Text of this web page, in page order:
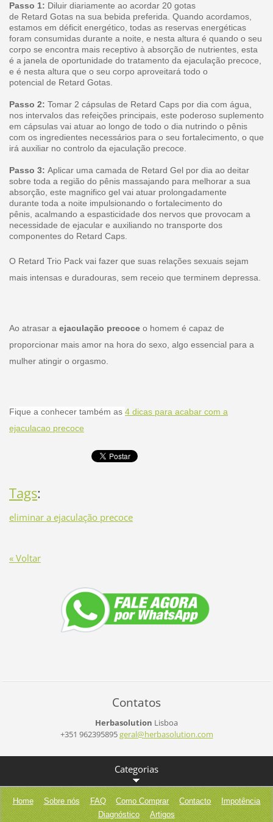
Passo 1: Diluir diariamente ao acordar 20 gotas
de Retard Gotas na sua bebida preferida. Quando acordamos,
estamos em déficit energético, todas as reservas energéticas
foram consumidas durante a noite, e nesta altura é quando o seu
corpo se encontra mais receptivo à absorção de nutrientes, esta
é a janela de oportunidade do tratamento da ejaculação precoce,
e é nesta altura que o seu corpo aproveitará todo o
potencial de Retard Gotas.
Passo 2: Tomar 2 cápsulas de Retard Caps por dia com água,
nos intervalos das refeições principais, este poderoso suplemento
em cápsulas vai atuar ao longo de todo o dia nutrindo o pênis
com os ingredientes necessários para o seu fortalecimento, o que
irá auxiliar no controlo da ejaculação precoce.
Passo 3: Aplicar uma camada de Retard Gel por dia ao deitar
sobre toda a região do pênis massajando para melhorar a sua
absorção, este magnifico gel vai atuar prolongadamente
durante toda a noite impulsionando o fortalecimento do
pênis, acalmando a espasticidade dos nervos que provocam a
necessidade de ejacular e auxiliando no transporte dos
componentes do Retard Caps.
O Retard Trio Pack vai fazer que suas relações sexuais sejam
mais intensas e duradouras, sem receio que terminem depressa.
Ao atrasar a ejaculação precoceo homem é capaz de
proporcionar mais amor na hora do sexo, algo essencial para a
mulher atingir o orgasmo.
Fique a conhecer também as 4 dicas para acabar com a
ejaculacao precoce
Tags:
eliminar a ejaculação precoce
« Voltar
Contatos
Herbasolution Lisboa
+351 962395895geral@herbasolution.com
Categorias
Home Sobre nós FAQ Como Comprar Contacto
Impotência
Diagnóstico
Artigos